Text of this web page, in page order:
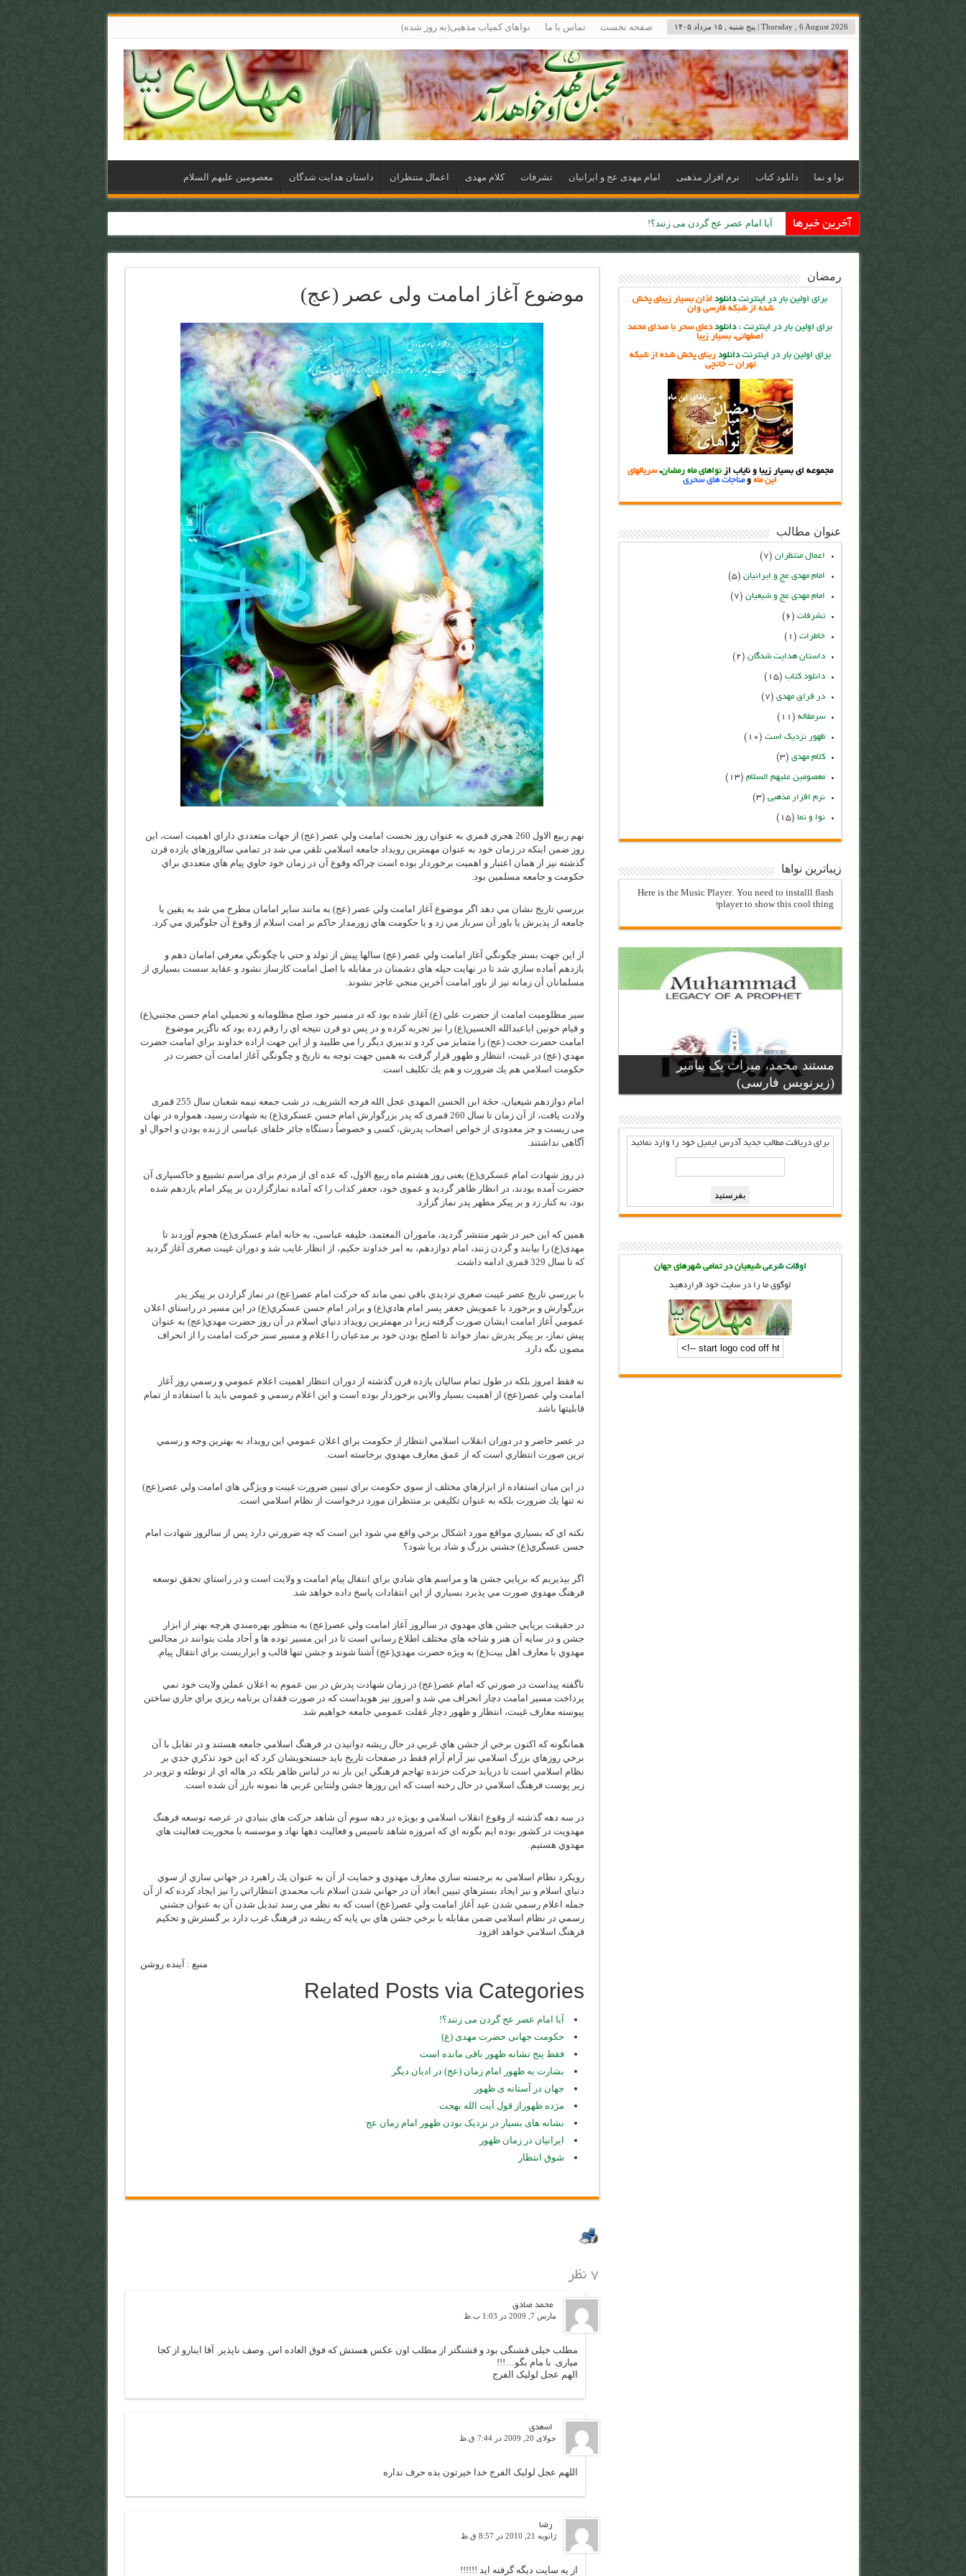
Thursday , 6 August 2026 | پنج شنبه , ۱۵ مرداد ۱۴۰۵ صفحه نخست تماس با ما نواهای کمیاب مذهبی(به روز شده)
نوا و نما دانلود کتاب نرم افزار مذهبی امام مهدی عج و ایرانیان تشرفات کلام مهدی اعمال منتظران داستان هدایت شدگان معصومین علیهم السلام
آخرین خبرها حکومت جهانی حضرت مهدی (ع)
موضوع آغاز امامت ولی عصر (عج)
نهم ربيع الاول 260 هجري قمري به عنوان روز نخست امامت ولي عصر (عج) از جهات متعددي داراي اهميت است، اين
روز ضمن اينكه در زمان خود به عنوان مهمترين رويداد جامعه اسلامي تلقي مي شد در تمامي سالروزهاي يازده قرن
گذشته نيز از همان اعتبار و اهميت برخوردار بوده است چراكه وقوع آن در زمان خود حاوي پيام هاي متعددي براي
حكومت و جامعه مسلمين بود.
بررسي تاريخ نشان مي دهد اگر موضوع آغاز امامت ولي عصر (عج) به مانند ساير امامان مطرح مي شد به يقين يا
جامعه از پذيرش يا باور آن سرباز مي زد و يا حكومت هاي زورمدار حاكم بر امت اسلام از وقوع آن جلوگيري مي كرد.
از اين جهت بستر چگونگي آغاز امامت ولي عصر (عج) سالها پيش از تولد و حتي با چگونگي معرفي امامان دهم و
يازدهم آماده سازي شد تا در نهايت حيله هاي دشمنان در مقابله با اصل امامت كارساز نشود و عقايد سست بسياري از
مسلمانان آن زمانه نيز از باور امامت آخرين منجي عاجز نشوند.
سير مظلوميت امامت از حضرت علي (ع) آغاز شده بود كه در مسير خود صلح مظلومانه و تحميلي امام حسن مجتبي(ع)
و قيام خونين اباعبدالله الحسين(ع) را نيز تجربه كرده و در پس دو قرن نتيجه اي را رقم زده بود كه ناگزير موضوع
امامت حضرت حجت (عج) را متمايز مي كرد و تدبيري ديگر را مي طلبيد و از اين جهت اراده خداوند براي امامت حضرت
مهدي (عج) در غيبت، انتظار و ظهور قرار گرفت به همين جهت توجه به تاريخ و چگونگي آغاز امامت آن حضرت در
حكومت اسلامي هم يك ضرورت و هم يك تكليف است.
امام دوازدهم شیعیان، حجَة ابن الحسن المهدی عجل الله فرجه الشریف، در شب جمعه نیمه شعبان سال 255 قمری
ولادت یافت، از آن زمان تا سال 260 قمری که پدر بزرگوارش امام حسن عسکری(ع) به شهادت رسید، همواره در نهان
می زیست و جز معدودی از خواص اصحاب پدرش، کسی و خصوصاً دستگاه جائر خلفای عباسی از زنده بودن و احوال او
آگاهی نداشتند.
در روز شهادت امام عسکری(ع) یعنی روز هشتم ماه ربيع الاول، که عده ای از مردم برای مراسم تشییع و خاکسپاری آن
حضرت آمده بودند، در انظار ظاهر گردید و عموی خود، جعفر کذاب را که آماده نمازگزاردن بر پیکر امام یازدهم شده
بود، به کنار زد و بر پیکر مطهر پدر نماز گزارد.
همین که این خبر در شهر منتشر گردید، ماموران المعتمد، خلیفه عباسی، به خانه امام عسکری(ع) هجوم آوردند تا
مهدی(ع) را بیابند و گردن زنند، امام دوازدهم، به امر خداوند حکیم، از انظار غایب شد و دوران غیبت صغری آغاز گردید
که تا سال 329 قمری ادامه داشت.
با بررسي تاريخ عصر غيبت صغري ترديدي باقي نمي ماند كه حركت امام عصر(عج) در نماز گزاردن بر پيكر پدر
بزرگوارش و برخورد با عمويش جعفر پسر امام هادي(ع) و برادر امام حسن عسكري(ع) در اين مسير در راستاي اعلان
عمومي آغاز امامت ايشان صورت گرفته زيرا در مهمترين رويداد دنياي اسلام در آن روز حضرت مهدي(عج) به عنوان
پيش نماز، بر پيكر پدرش نماز خواند تا اصلح بودن خود بر مدعيان را اعلام و مسير سبز حركت امامت را از انحراف
مصون نگه دارد.
نه فقط امروز بلكه در طول تمام ساليان يازده قرن گذشته از دوران انتظار اهميت اعلام عمومي و رسمي روز آغاز
امامت ولي عصر(عج) از اهميت بسيار والايي برخوردار بوده است و اين اعلام رسمي و عمومي بايد با استفاده از تمام
قابليتها باشد.
در عصر حاضر و در دوران انقلاب اسلامي انتظار از حكومت براي اعلان عمومي اين رويداد به بهترين وجه و رسمي
ترين صورت انتظاري است كه از عمق معارف مهدوي برخاسته است.
در اين ميان استفاده از ابزارهاي مختلف از سوي حكومت براي تبيين ضرورت غيبت و ويژگي هاي امامت ولي عصر(عج)
نه تنها يك ضرورت بلكه به عنوان تكليفي بر منتظران مورد درخواست از نظام اسلامي است.
نكته اي كه بسياري مواقع مورد اشكال برخي واقع مي شود اين است كه چه ضرورتي دارد پس از سالروز شهادت امام
حسن عسگري(ع) جشني بزرگ و شاد برپا شود؟
اگر بپذيريم كه برپايي جشن ها و مراسم هاي شادي براي انتقال پيام امامت و ولايت است و در راستاي تحقق توسعه
فرهنگ مهدوي صورت مي پذيرد بسياري از اين انتقادات پاسخ داده خواهد شد.
در حقيقت برپايي جشن هاي مهدوي در سالروز آغاز امامت ولي عصر(عج) به منظور بهره‌مندي هرچه بهتر از ابزار
جشن و در سايه آن هنر و شاخه هاي مختلف اطلاع رساني است تا در اين مسير توده ها و آحاد ملت بتوانند در مجالس
مهدوي با معارف اهل بيت(ع) به ويژه حضرت مهدي(عج) آشنا شوند و جشن تنها قالب و ابزاريست براي انتقال پيام.
ناگفته پيداست در صورتي كه امام عصر(عج) در زمان شهادت پدرش در بين عموم به اعلان عملي ولايت خود نمي
پرداخت مسير امامت دچار انحراف مي شد و امروز نيز هويداست كه در صورت فقدان برنامه ريزي براي جاري ساختن
پيوسته معارف غيبت، انتظار و ظهور دچار غفلت عمومي جامعه خواهيم شد.
همانگونه كه اكنون برخي از جشن هاي غربي در حال ريشه دوانيدن در فرهنگ اسلامي جامعه هستند و در تقابل با آن
برخي روزهاي بزرگ اسلامي نيز آرام آرام فقط در صفحات تاريخ بايد جستجويشان كرد كه اين خود تذكري جدي بر
نظام اسلامي است تا دريابد حركت خزنده تهاجم فرهنگي اين بار نه در لباس ظاهر بلكه در هاله اي از توطئه و تزوير در
زير پوست فرهنگ اسلامي در حال رخنه است كه اين روزها جشن ولنتاين غربي ها نمونه بارز آن شده است.
در سه دهه گذشته از وقوع انقلاب اسلامي و بويژه در دهه سوم آن شاهد حركت هاي بنيادي در عرصه توسعه فرهنگ
مهدويت در كشور بوده ايم بگونه اي كه امروزه شاهد تاسيس و فعاليت دهها نهاد و موسسه با محوريت فعاليت هاي
مهدوي هستيم.
رويكرد نظام اسلامي به برجسته سازي معارف مهدوي و حمايت از آن به عنوان يك راهبرد در جهاني سازي از سوي
دنياي اسلام و نيز ايجاد بسترهاي تبيين ابعاد آن در جهاني شدن اسلام ناب محمدي انتظاراتي را نيز ايجاد كرده كه از آن
جمله اعلام رسمي شدن عيد آغاز امامت ولي عصر(عج) است كه به نظر مي رسد تبديل شدن آن به عنوان جشني
رسمي در نظام اسلامي ضمن مقابله با برخي جشن هاي بي پايه كه ريشه در فرهنگ غرب دارد بر گسترش و تحكيم
فرهنگ اسلامي خواهد افزود.
منبع : آینده روشن
Related Posts via Categories
آیا امام عصر عج گردن می زنند؟!
حکومت جهانی حضرت مهدی (ع)
فقط پنج نشانه ظهور باقی مانده است
بشارت به ظهور امام زمان (عج) در اديان ديگر
جهان در آستانه ی ظهور
مژده ظهوراز قول آیت الله بهجت
نشانه های بسیار در نزدیک بودن ظهور امام زمان عج
ایرانیان در زمان ظهور
شوق انتظار
۷ نظر
محمد صادق
مارس 7, 2009 در 1:03 ب.ظ
مطلب خیلی قشنگی بود و قشنگتر از مطلب اون عکس هستش که فوق العاده اس. وصف ناپذیر. آقا اینارو از کجا
میاری. با مام بگو…!!!
الهم عجل لولیک الفرج
اسعدی
جولای 20, 2009 در 7:44 ق.ظ
اللهم عجل لولیک الفرج خدا خیرتون بده حرف نداره
رضا
ژانویه 21, 2010 در 8:57 ق.ظ
از يه سايت ديگه گرفته ايد !!!!!!
رمضان
برای اولین بار در اینترنتدانلود اذان بسیار زیبای پخش
شده از شبکه فارسی وان
برای اولین بار در اینترنت : دانلوددعای سحر با صدای محمد
اصفهانی، بسیار زیبا
برای اولین بار در اینترنتدانلود ربنای پخش شده از شبکه
تهران - خانچی
مجموعه ای بسیار زیبا و نایاب از نواهای ماه رمضان، سریالهای
این ماه و مناجات های سحری
عنوان مطالب
اعمال منتظران (۷)
امام مهدی عج و ایرانیان (۵)
امام مهدی عج و شیعیان (۷)
تشرفات (۶)
خاطرات (۱)
داستان هدایت شدگان (۲)
دانلود کتاب (۱۵)
در فراق مهدی (۷)
سرمقاله (۱۱)
ظهور نزدیک است (۱۰)
کلام مهدی (۳)
معصومین علیهم السلام (۱۳)
نرم افزار مذهبی (۳)
نوا و نما (۱۵)
زیباترین نواها
Here is the Music Player. You need to installl flash
player to show this cool thing!
مستند محمد، میراث یک پیامبر
(زیرنویس فارسی)
برای دریافت مطالب جدید آدرس ايميل خود را وارد نمائيد
اوقات شرعیشیعیان در تمامی شهرهای جهان
لوگوی ما را در سایت خود قراردهید